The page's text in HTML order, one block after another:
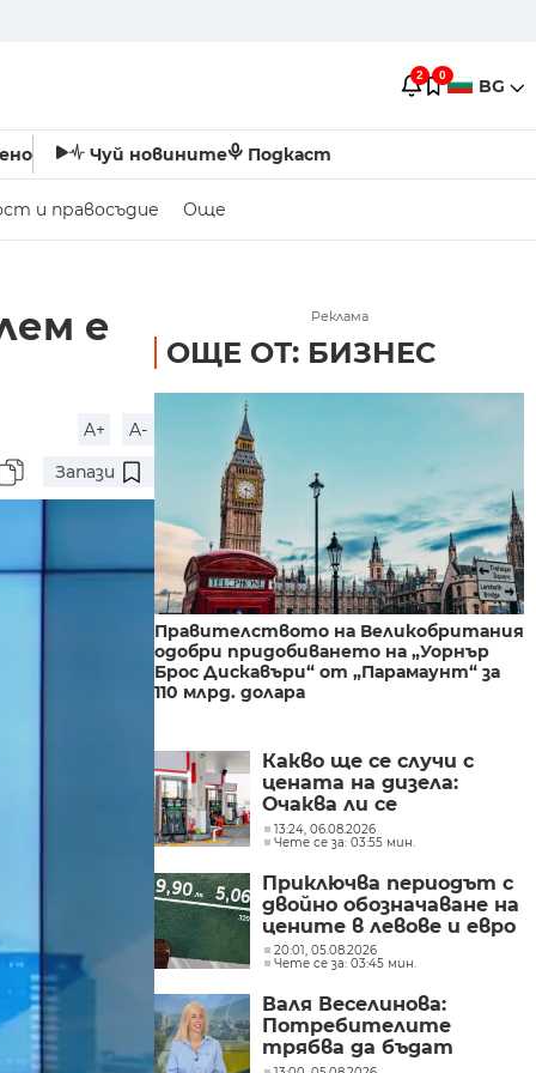
2 0 BG
Чуй новините Подкаст
и правосъдие Още
е
A+
A-
Запази
Реклама
ОЩЕ ОТ: БИЗНЕС
Правителството на Великобритания
одобри придобиването на „Уорнър
Брос Дискавъри“ от „Парамаунт“ за
110 млрд. долара
Какво ще се случи с
цената на дизела:
Очаква ли се
поевтиняване или нов
ръст?
13:24, 06.08.2026
Чете се за: 03:55 мин.
Приключва периодът с
двойно обозначаване на
цените в левове и евро
20:01, 05.08.2026
Чете се за: 03:45 мин.
Валя Веселинова:
Потребителите
трябва да бъдат